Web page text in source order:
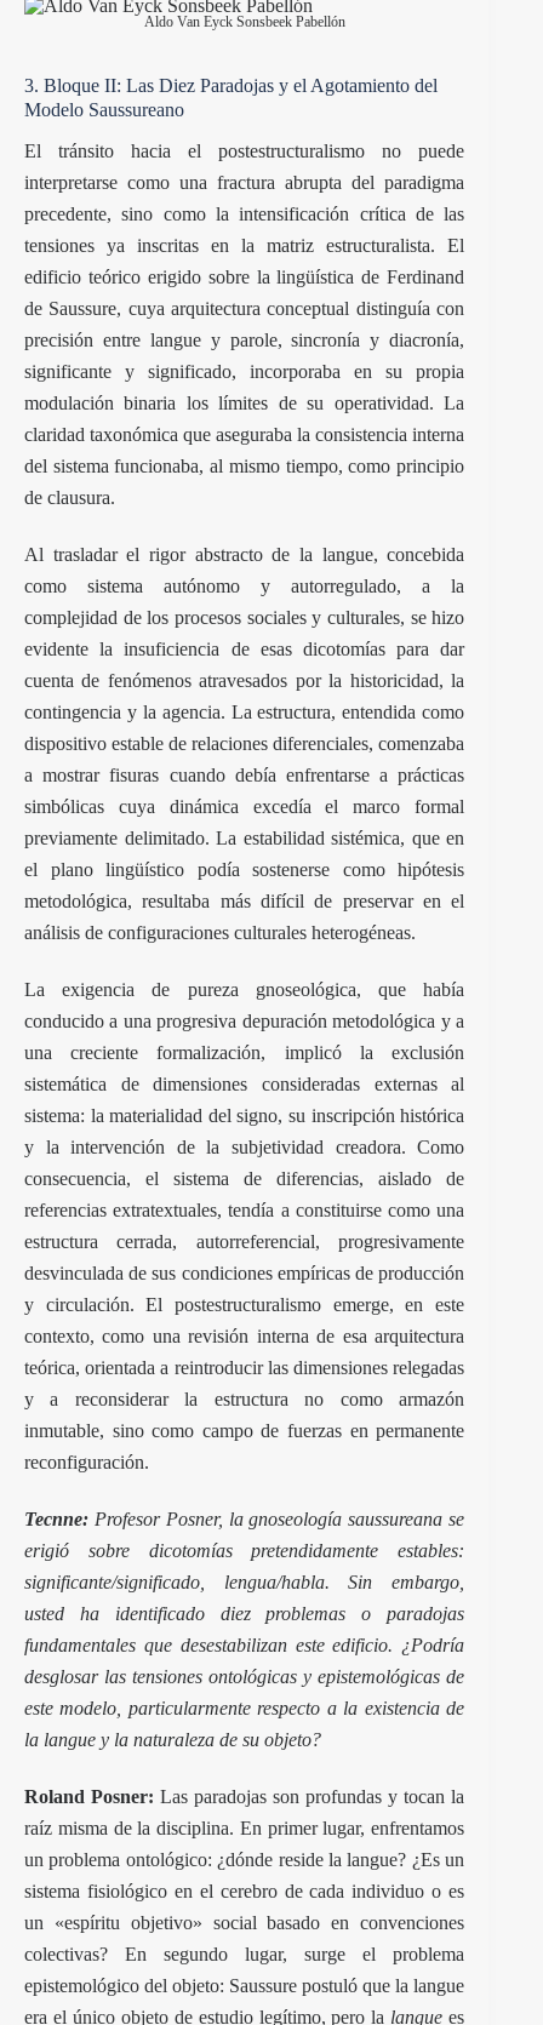
Aldo Van Eyck Sonsbeek Pabellón
3. Bloque II: Las Diez Paradojas y el Agotamiento del
Modelo Saussureano
El tránsito hacia el postestructuralismo no puede
interpretarse como una fractura abrupta del paradigma
precedente, sino como la intensificación crítica de las
tensiones ya inscritas en la matriz estructuralista. El
edificio teórico erigido sobre la lingüística de Ferdinand
de Saussure, cuya arquitectura conceptual distinguía con
precisión entre langue y parole, sincronía y diacronía,
significante y significado, incorporaba en su propia
modulación binaria los límites de su operatividad. La
claridad taxonómica que aseguraba la consistencia interna
del sistema funcionaba, al mismo tiempo, como principio
de clausura.
Al trasladar el rigor abstracto de la langue, concebida
como sistema autónomo y autorregulado, a la
complejidad de los procesos sociales y culturales, se hizo
evidente la insuficiencia de esas dicotomías para dar
cuenta de fenómenos atravesados por la historicidad, la
contingencia y la agencia. La estructura, entendida como
dispositivo estable de relaciones diferenciales, comenzaba
a mostrar fisuras cuando debía enfrentarse a prácticas
simbólicas cuya dinámica excedía el marco formal
previamente delimitado. La estabilidad sistémica, que en
el plano lingüístico podía sostenerse como hipótesis
metodológica, resultaba más difícil de preservar en el
análisis de configuraciones culturales heterogéneas.
La exigencia de pureza gnoseológica, que había
conducido a una progresiva depuración metodológica y a
una creciente formalización, implicó la exclusión
sistemática de dimensiones consideradas externas al
sistema: la materialidad del signo, su inscripción histórica
y la intervención de la subjetividad creadora. Como
consecuencia, el sistema de diferencias, aislado de
referencias extratextuales, tendía a constituirse como una
estructura cerrada, autorreferencial, progresivamente
desvinculada de sus condiciones empíricas de producción
y circulación. El postestructuralismo emerge, en este
contexto, como una revisión interna de esa arquitectura
teórica, orientada a reintroducir las dimensiones relegadas
y a reconsiderar la estructura no como armazón
inmutable, sino como campo de fuerzas en permanente
reconfiguración.
Tecnne: Profesor Posner, la gnoseología saussureana se
erigió sobre dicotomías pretendidamente estables:
significante/significado, lengua/habla. Sin embargo,
usted ha identificado diez problemas o paradojas
fundamentales que desestabilizan este edificio. ¿Podría
desglosar las tensiones ontológicas y epistemológicas de
este modelo, particularmente respecto a la existencia de
la langue y la naturaleza de su objeto?
Roland Posner: Las paradojas son profundas y tocan la
raíz misma de la disciplina. En primer lugar, enfrentamos
un problema ontológico: ¿dónde reside la langue? ¿Es un
sistema fisiológico en el cerebro de cada individuo o es
un «espíritu objetivo» social basado en convenciones
colectivas? En segundo lugar, surge el problema
epistemológico del objeto: Saussure postuló que la langue
era el único objeto de estudio legítimo, pero la langue es